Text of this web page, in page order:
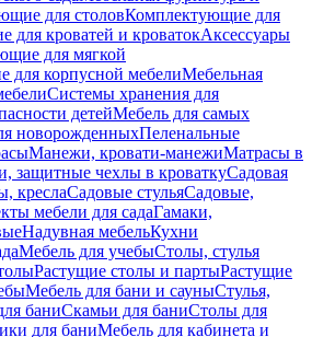
для столовКомплектующие для
для кроватей и кроватокАксессуары
для мягкой
для корпусной мебелиМебельная
Системы хранения для
детейМебель для самых
новорожденныхПеленальные
Манежи, кровати-манежиМатрасы в
защитные чехлы в кроваткуСадовая
креслаСадовые стульяСадовые,
мебели для садаГамаки,
Надувная мебельКухни
Мебель для учебыСтолы, стулья
Растущие столы и партыРастущие
Мебель для бани и сауныСтулья,
баниСкамьи для баниСтолы для
для баниМебель для кабинета и